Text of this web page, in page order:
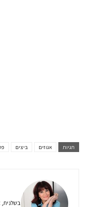
תגיות אגוזים ביצים
בשלנית,